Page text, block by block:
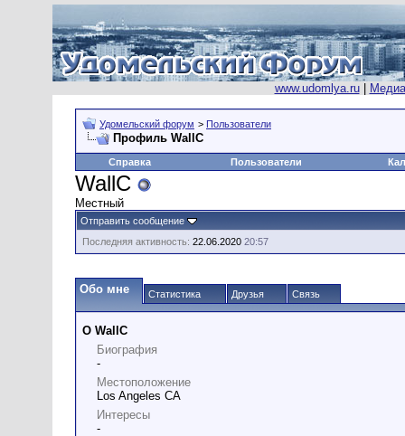
www.udomlya.ru|
Удомельский форум > Пользователи
Профиль WallC
Справка Пользователи
WallC
Местный
Отправить сообщение
Последняя активность: 22.06.2020 20:57
Обо мне Статистика Друзья Связь
О WallC
Биография
-
Местоположение
Los Angeles CA
Интересы
-